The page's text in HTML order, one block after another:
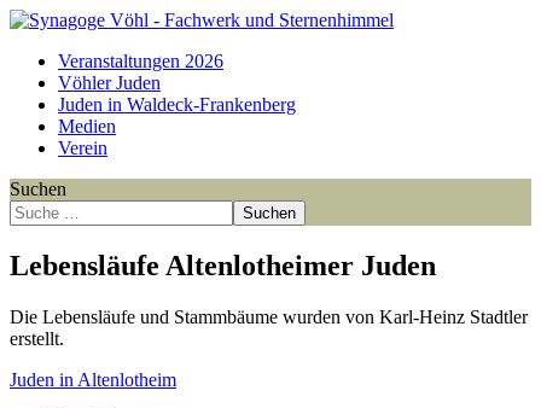
Veranstaltungen 2026
Vöhler Juden
Juden in Waldeck-Frankenberg
Medien
Verein
Suchen
Suchen
Lebensläufe Altenlotheimer Juden
Die Lebensläufe und Stammbäume wurden von Karl-Heinz Stadtler
erstellt.
Juden in Altenlotheim